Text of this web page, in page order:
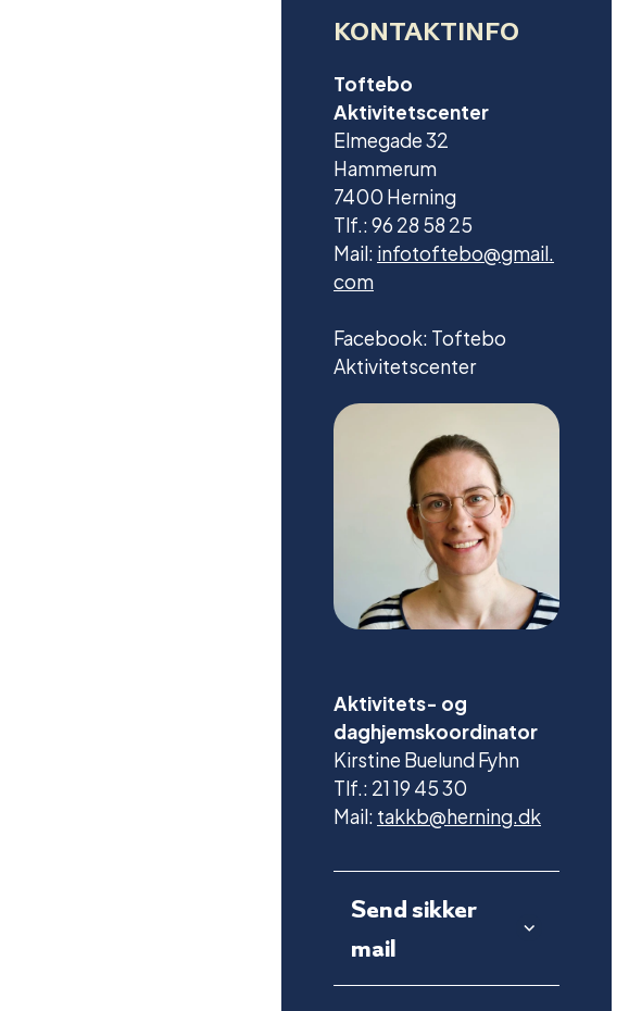
KONTAKTINFO
Toftebo
Aktivitetscenter
Elmegade 32
Hammerum
7400 Herning
Tlf.: 96 28 58 25
Mail:infotoftebo@gmail.
com
Facebook: Toftebo
Aktivitetscenter
Aktivitets- og
daghjemskoordinator
Kirstine Buelund Fyhn
Tlf.: 21 19 45 30
Mail:takkb@herning.dk
Send sikker
mail